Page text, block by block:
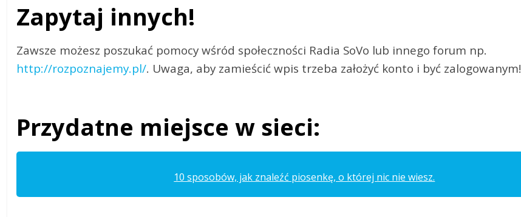
Zapytaj innych!
Zawsze możesz poszukać pomocy wśród społeczności Radia SoVo lub innego forum np.
http://rozpoznajemy.pl/. Uwaga, aby zamieścić wpis trzeba założyć konto i być zalogowanym!
Przydatne miejsce w sieci:
10 sposobów, jak znaleźć piosenkę, o której nic nie wiesz.